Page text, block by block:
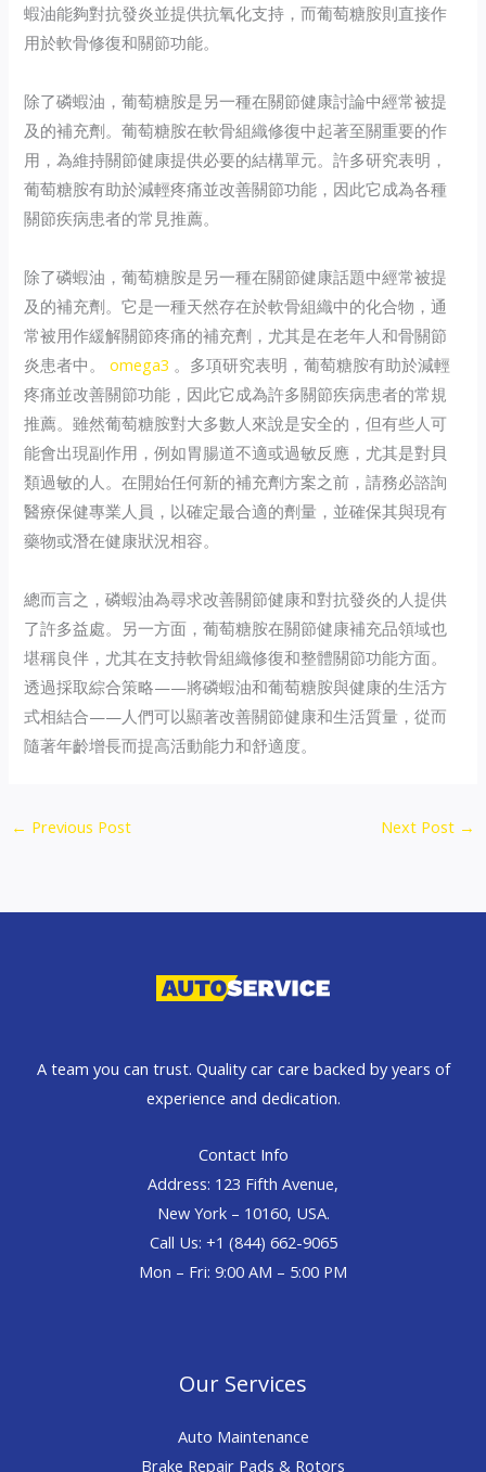
蝦油能夠對抗發炎並提供抗氧化支持，而葡萄糖胺則直接作
用於軟骨修復和關節功能。
除了磷蝦油，葡萄糖胺是另一種在關節健康討論中經常被提
及的補充劑。葡萄糖胺在軟骨組織修復中起著至關重要的作
用，為維持關節健康提供必要的結構單元。許多研究表明，
葡萄糖胺有助於減輕疼痛並改善關節功能，因此它成為各種
關節疾病患者的常見推薦。
除了磷蝦油，葡萄糖胺是另一種在關節健康話題中經常被提
及的補充劑。它是一種天然存在於軟骨組織中的化合物，通
常被用作緩解關節疼痛的補充劑，尤其是在老年人和骨關節
炎患者中。omega3 。多項研究表明，葡萄糖胺有助於減輕
疼痛並改善關節功能，因此它成為許多關節疾病患者的常規
推薦。雖然葡萄糖胺對大多數人來說是安全的，但有些人可
能會出現副作用，例如胃腸道不適或過敏反應，尤其是對貝
類過敏的人。在開始任何新的補充劑方案之前，請務必諮詢
醫療保健專業人員，以確定最合適的劑量，並確保其與現有
藥物或潛在健康狀況相容。
總而言之，磷蝦油為尋求改善關節健康和對抗發炎的人提供
了許多益處。另一方面，葡萄糖胺在關節健康補充品領域也
堪稱良伴，尤其在支持軟骨組織修復和整體關節功能方面。
透過採取綜合策略——將磷蝦油和葡萄糖胺與健康的生活方
式相結合——人們可以顯著改善關節健康和生活質量，從而
隨著年齡增長而提高活動能力和舒適度。
← Previous Post Next Post →
A team you can trust. Quality car care backed by years of
experience and dedication.
Contact Info
Address: 123 Fifth Avenue,
New York – 10160, USA.
Call Us: +1 (844) 662-9065
Mon – Fri: 9:00 AM – 5:00 PM
Our Services
Auto Maintenance
Brake Repair Pads & Rotors